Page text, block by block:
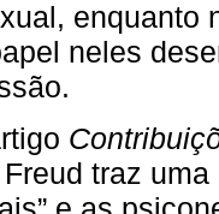
enquanto
neles
Freud traz